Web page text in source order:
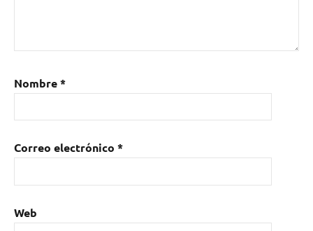
Nombre*
Correo electrónico *
Web